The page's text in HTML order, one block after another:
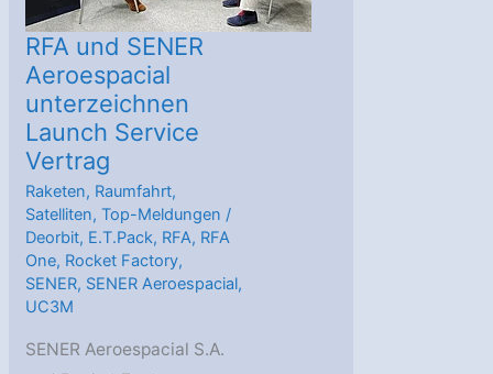
RFA und SENER
Aeroespacial
unterzeichnen
Launch Service
Vertrag
Raketen, Raumfahrt,
Satelliten,Top-Meldungen /
Deorbit, E.T.Pack, RFA, RFA
One, Rocket Factory,
SENER, SENER Aeroespacial,
UC3M
SENER Aeroespacial S.A.